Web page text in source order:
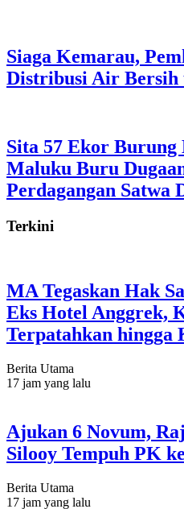
Siaga Kemarau,
Distribusi Air Bersih
Sita 57 Ekor Burung
Maluku Buru
Perdagangan Satwa
Terkini
MA Tegaskan Hak
Eks Hotel Anggrek,
Terpatahkan hingga
Berita Utama
17 jam yang lalu
Ajukan 6 Novum,
Silooy Tempuh PK
Berita Utama
17 jam yang lalu